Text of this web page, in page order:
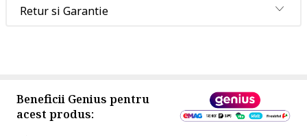
Retur si Garantie
Beneficii Genius pentru
acest produs: